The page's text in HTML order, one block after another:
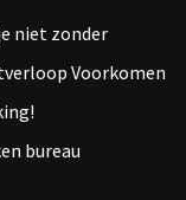
niet zonder
Voorkomen
bureau